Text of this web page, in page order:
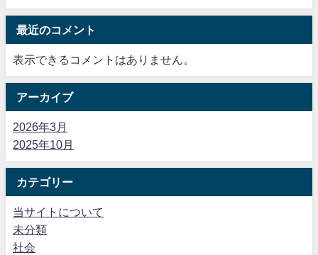
最近のコメント
表示できるコメントはありません。
アーカイブ
2026年3月
2025年10月
カテゴリー
当サイトについて
未分類
社会